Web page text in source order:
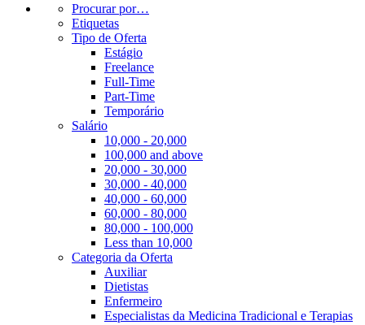
Procurar por…
Etiquetas
Tipo de Oferta
Estágio
Freelance
Full-Time
Part-Time
Temporário
Salário
10,000 - 20,000
100,000 and above
20,000 - 30,000
30,000 - 40,000
40,000 - 60,000
60,000 - 80,000
80,000 - 100,000
Less than 10,000
Categoria da Oferta
Auxiliar
Dietistas
Enfermeiro
Especialistas da Medicina Tradicional e Terapias